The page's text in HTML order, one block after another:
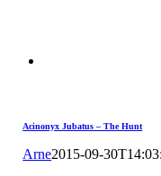
Acinonyx Jubatus – The Hunt
Arne2015-09-